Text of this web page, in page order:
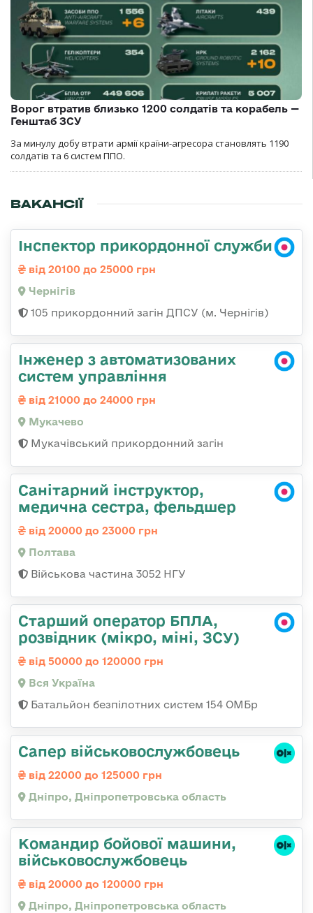
Ворог втратив близько 1200 солдатів та корабель —
Генштаб ЗСУ
За минулу добу втрати армії країни-агресора становлять 1190
солдатів та 6 систем ППО.
ВАКАНСІЇ
Інспектор прикордонної служби
від 20100 до 25000 грн
Чернігів
105 прикордонний загін ДПСУ (м. Чернігів)
Інженер з автоматизованих
систем управління
від 21000 до 24000 грн
Мукачево
Мукачівський прикордонний загін
Санітарний інструктор,
медична сестра, фельдшер
від 20000 до 23000 грн
Полтава
Військова частина 3052 НГУ
Старший оператор БПЛА,
розвідник (мікро, міні, ЗСУ)
від 50000 до 120000 грн
Вся Україна
Батальйон безпілотних систем 154 ОМБр
Сапер військовослужбовець
від 22000 до 125000 грн
Дніпро, Дніпропетровська область
Командир бойової машини,
військовослужбовець
від 20000 до 120000 грн
Дніпро, Дніпропетровська область